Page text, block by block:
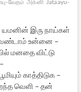
வேதம் அக்னி Jataayu-
யமனின் இரு நாய்கள்
உன்னை –
மனதை விட்டு
காத்திடுக –
வெளி – தன்